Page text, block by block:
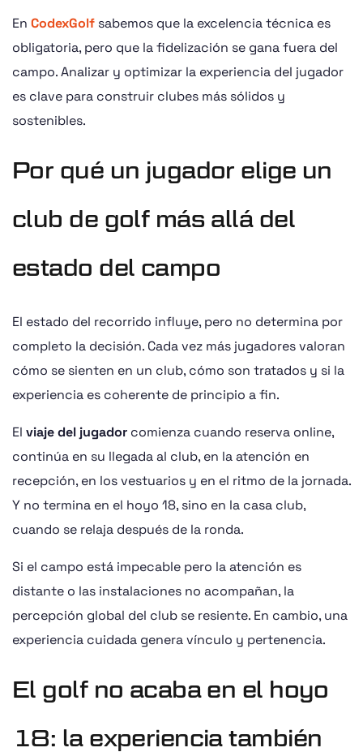
En CodexGolf sabemos que la excelencia técnica es
obligatoria, pero que la fidelización se gana fuera del
campo. Analizar y optimizar la experiencia del jugador
es clave para construir clubes más sólidos y
sostenibles.
Por qué un jugador elige un
club de golf más allá del
estado del campo
El estado del recorrido influye, pero no determina por
completo la decisión. Cada vez más jugadores valoran
cómo se sienten en un club, cómo son tratados y si la
experiencia es coherente de principio a fin.
El viaje del jugador comienza cuando reserva online,
continúa en su llegada al club, en la atención en
recepción, en los vestuarios y en el ritmo de la jornada.
Y no termina en el hoyo 18, sino en la casa club,
cuando se relaja después de la ronda.
Si el campo está impecable pero la atención es
distante o las instalaciones no acompañan, la
percepción global del club se resiente. En cambio, una
experiencia cuidada genera vínculo y pertenencia.
El golf no acaba en el hoyo
18: la experiencia también